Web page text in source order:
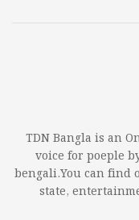
TDN Bangla is an
voice for poeple
bengali.You can find
state,